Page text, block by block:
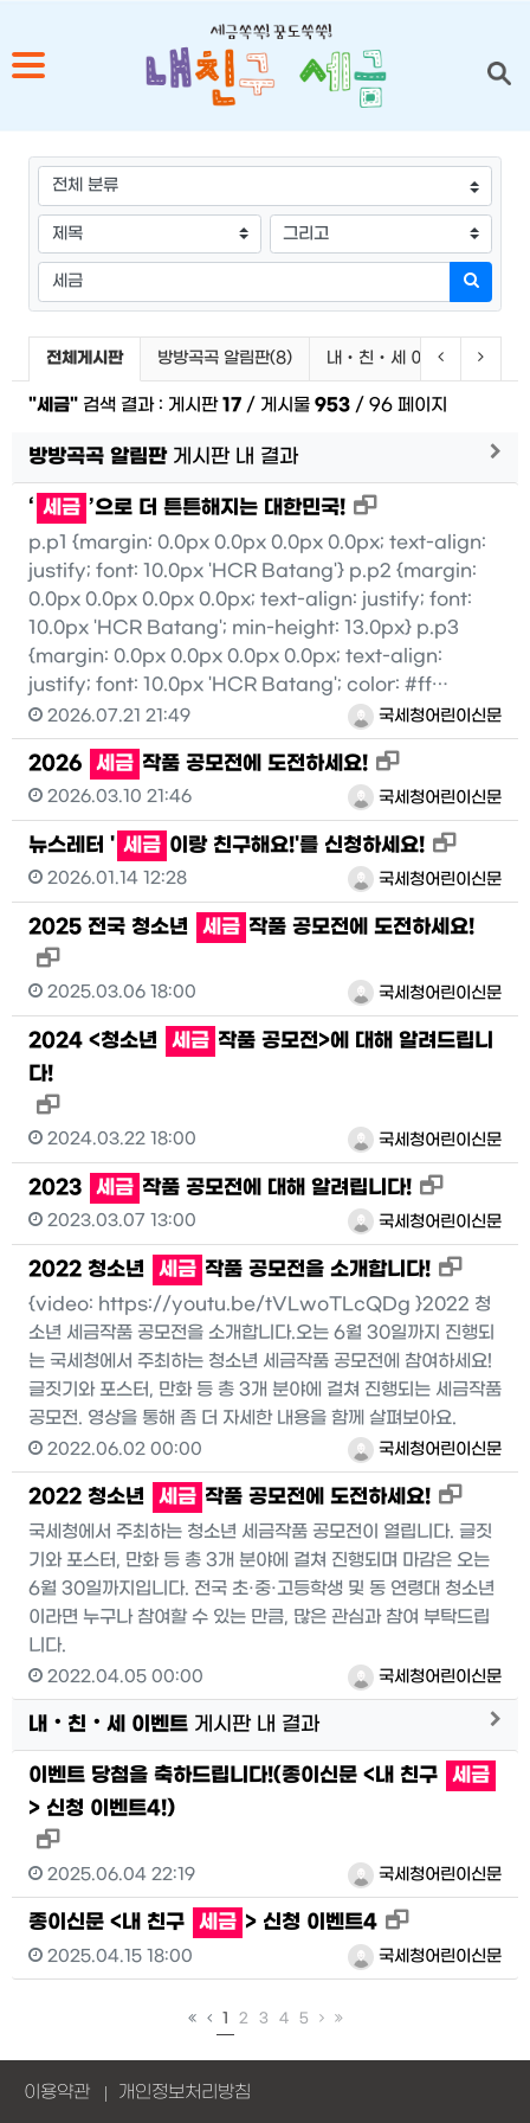
그룹
검색조건 검색방법
검색어
검색하기
검색 게시판 목록
전체게시판 방방곡곡 알림판(8) 내‧친‧세 이벤트(9)이전 게시판
다음
"세금" 검색 결과 : 게시판17 / 게시물 953 / 96 페이지
방방곡곡 알림판게시판 내 결과
‘ 세금 ’으로 더 튼튼해지는 대한민국! 새창으로 보기
p.p1 {margin: 0.0px 0.0px 0.0px 0.0px; text-align:
justify; font: 10.0px 'HCR Batang'} p.p2 {margin:
0.0px 0.0px 0.0px 0.0px; text-align: justify; font:
10.0px 'HCR Batang'; min-height: 13.0px} p.p3
{margin: 0.0px 0.0px 0.0px 0.0px; text-align:
justify; font: 10.0px 'HCR Batang'; color: #ff…
국세청어린이신문
2026.07.21 21:49
2026 세금 작품 공모전에 도전하세요! 새창으로 보기
국세청어린이신문
2026.03.10 21:46
뉴스레터 ' 세금 이랑 친구해요!'를 신청하세요! 새창으
국세청어린이신문
2026.01.14 12:28
2025 전국 청소년 세금 작품 공모전에 도전하세요!
새창으로 보기
국세청어린이신문
2025.03.06 18:00
2024 <청소년 세금 작품 공모전>에 대해 알려드립니
다!
새창으로 보기
국세청어린이신문
2024.03.22 18:00
2023 세금 작품 공모전에 대해 알려립니다! 새창으로
국세청어린이신문
2023.03.07 13:00
2022 청소년 세금 작품 공모전을 소개합니다! 새창으
{video: https://youtu.be/tVLwoTLcQDg }2022 청
소년 세금작품 공모전을 소개합니다.오는 6월 30일까지 진행되
는 국세청에서 주최하는 청소년 세금작품 공모전에 참여하세요!
글짓기와 포스터, 만화 등 총 3개 분야에 걸쳐 진행되는 세금작품
공모전. 영상을 통해 좀 더 자세한 내용을 함께 살펴보아요.
국세청어린이신문
2022.06.02 00:00
2022 청소년 세금 작품 공모전에 도전하세요! 새창으
국세청에서 주최하는 청소년 세금작품 공모전이 열립니다. 글짓
기와 포스터, 만화 등 총 3개 분야에 걸쳐 진행되며 마감은 오는
6월 30일까지입니다. 전국 초·중·고등학생 및 동 연령대 청소년
이라면 누구나 참여할 수 있는 만큼, 많은 관심과 참여 부탁드립
니다.
국세청어린이신문
2022.04.05 00:00
내‧친‧세 이벤트 게시판 내 결과
이벤트 당첨을 축하드립니다!(종이신문 <내 친구 세금
> 신청 이벤트4!)
새창으로 보기
국세청어린이신문
2025.06.04 22:19
종이신문 <내 친구 세금 > 신청 이벤트4 새창으로 보기
국세청어린이신문
2025.04.15 18:00
1(current)
2 3 4 5 (next)(last)
이용약관 개인정보처리방침